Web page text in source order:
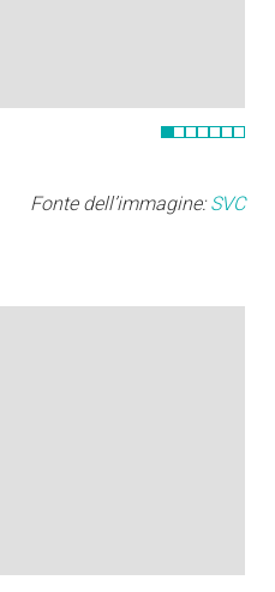
Fonte dell’immagine:SVC